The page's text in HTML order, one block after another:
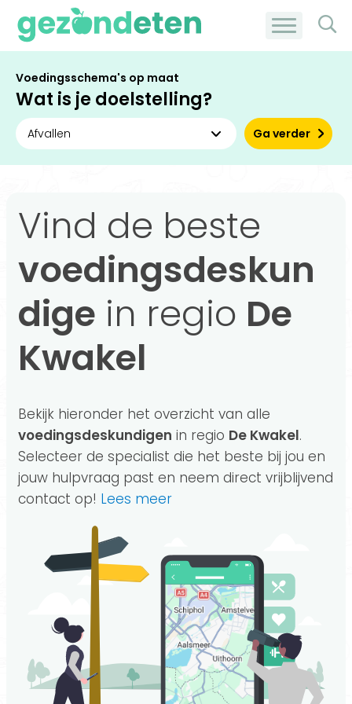
Voedingsschema's op maat
Wat is je doelstelling?
Ga verder
Vind de beste
voedingsdeskun
dige in regio De
Kwakel
Bekijk hieronder het overzicht van alle
voedingsdeskundigen in regio De Kwakel.
Selecteer de specialist die het beste bij jou en
jouw hulpvraag past en neem direct vrijblijvend
contact op! Lees meer